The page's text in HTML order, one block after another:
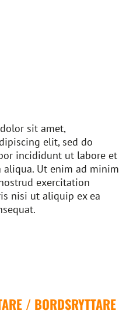
sit amet,
elit, sed do
incididunt ut labore et
aliqua. Ut enim ad minim
exercitation
nisi ut aliquip ex ea
/ BORDSRYTTARE